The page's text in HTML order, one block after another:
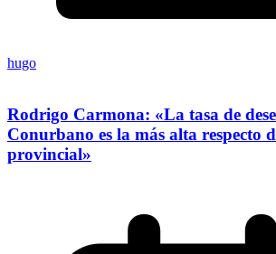
hugo
Rodrigo Carmona: «La tasa de
Conurbano es la más alta respecto
provincial»